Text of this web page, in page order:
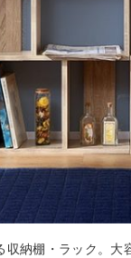
収納棚・ラック。